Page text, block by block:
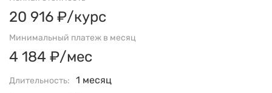
20 916 ₽/курс
Минимальный платеж в месяц
4 184 ₽/мес
Длительность: 1 месяц